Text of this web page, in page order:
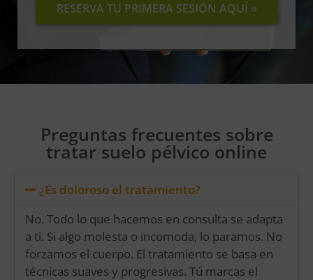
RESERVA TU PRIMERA SESIÓN AQUÍ »
Preguntas frecuentes sobre
tratar suelo pélvico online
¿Es doloroso el tratamiento?
No. Todo lo que hacemos en consulta se adapta
a ti. Si algo molesta o incomoda, lo paramos. No
forzamos el cuerpo. El tratamiento se basa en
técnicas suaves y progresivas. Tú marcas el